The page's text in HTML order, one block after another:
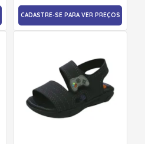
CADASTRE-SE PARA VER PREÇOS